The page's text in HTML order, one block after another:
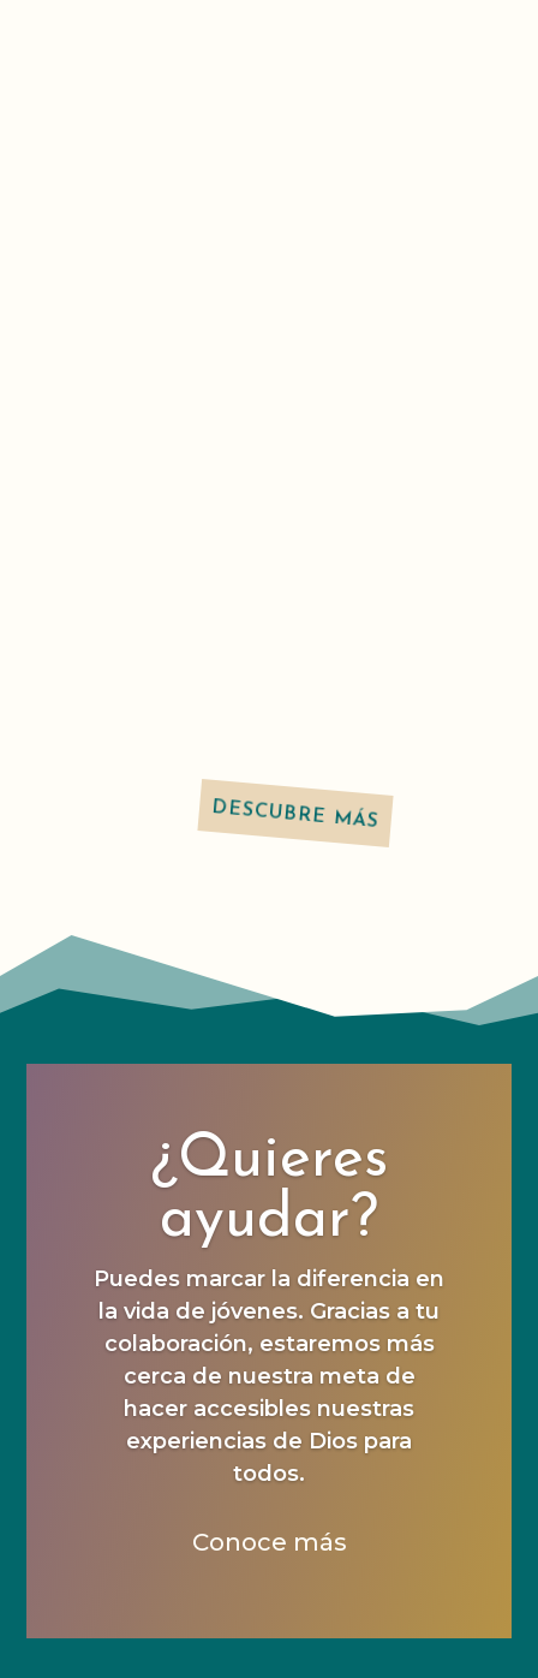
DESCUBRE MÁS
¿Quieres
ayudar?
Puedes marcar la diferencia en
la vida de jóvenes. Gracias a tu
colaboración, estaremos más
cerca de nuestra meta de
hacer accesibles nuestras
experiencias de Dios para
todos.
Conoce más